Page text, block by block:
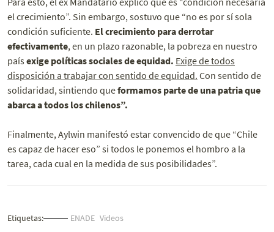
el crecimiento”. Sin embargo, sostuvo que “no es por sí sola
condición suficiente. El crecimiento para derrotar
efectivamente, en un plazo razonable, la pobreza en nuestro
paísexige políticas sociales de equidad. Exige de todos
disposición a trabajar con sentido de equidad. Con sentido de
solidaridad, sintiendo queformamos parte de una patria que
abarca a todos los chilenos”.
Finalmente, Aylwin manifestó estar convencido de que “Chile
es capaz de hacer eso” si todos le ponemos el hombro a la
tarea, cada cual en la medida de sus posibilidades”.
Etiquetas: ENADE Videos